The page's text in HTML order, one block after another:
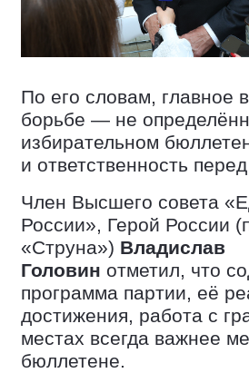
По его словам, главное
борьбе — не
избирательном
и ответственность
Член Высшего совета
России», Герой России
«Струна») Владислав
Головин отметил, что
программа партии, её
достижения, работа с
местах всегда важнее
бюллетене.